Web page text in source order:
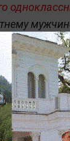
ни
хозяин